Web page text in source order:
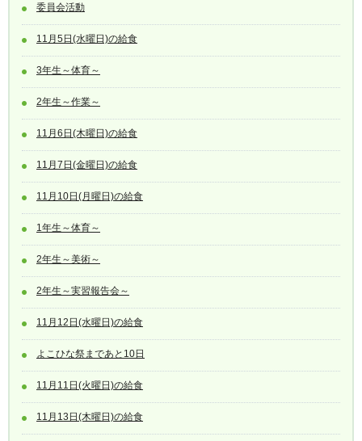
委員会活動
11月5日(水曜日)の給食
3年生～体育～
2年生～作業～
11月6日(木曜日)の給食
11月7日(金曜日)の給食
11月10日(月曜日)の給食
1年生～体育～
2年生～美術～
2年生～実習報告会～
11月12日(水曜日)の給食
よこひな祭まであと10日
11月11日(火曜日)の給食
11月13日(木曜日)の給食